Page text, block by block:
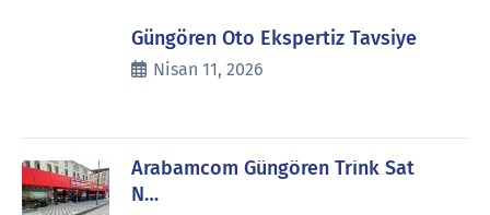
Güngören Oto Ekspertiz Tavsiye
Nisan 11, 2026
Arabamcom Güngören Trink Sat
N…